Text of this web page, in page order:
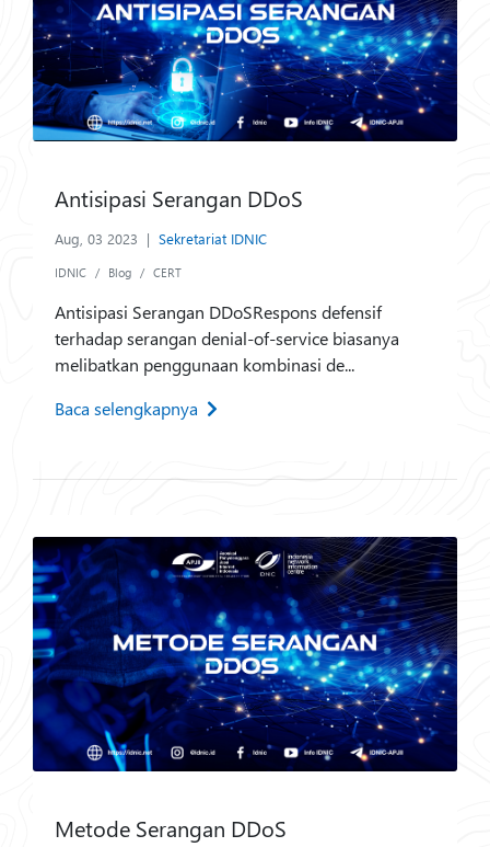
Antisipasi Serangan DDoS
Aug, 03 2023 | Sekretariat IDNIC
IDNIC Blog CERT
Antisipasi Serangan DDoSRespons defensif
terhadap serangan denial-of-service biasanya
melibatkan penggunaan kombinasi de...
Baca selengkapnya
Metode Serangan DDoS